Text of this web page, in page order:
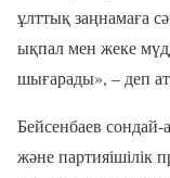
ұлттық заңнамаға
ықпал мен жеке
шығарады», – деп
Бейсенбаев
және